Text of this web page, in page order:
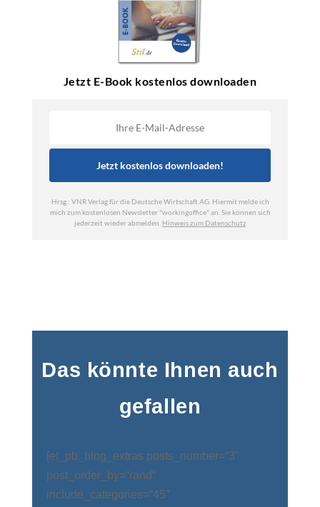
Das könnte Ihnen auch
gefallen
[et_pb_blog_extras posts_number=“3″
post_order_by=“rand“
include_categories=“45″